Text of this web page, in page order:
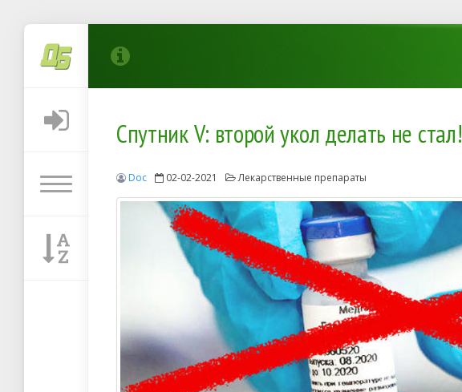
Спутник V: второй укол делать не стал!
Doc 02-02-2021 Лекарственные препараты